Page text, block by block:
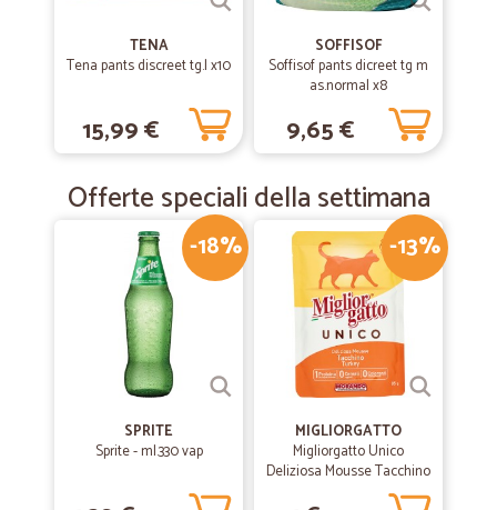
TENA
Tena pants discreet tg.l x10
15,99 €
SOFFISOF
Soffisof pants dicreet tg m
as.normal x8
9,65 €
Offerte speciali della settimana
-18%
SPRITE
Sprite - ml.330 vap
-13%
MIGLIORGATTO
Migliorgatto Unico
Deliziosa Mousse Tacchino